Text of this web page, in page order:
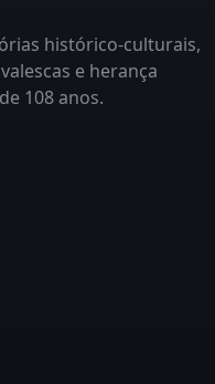
histórico-culturais,
e herança
108 anos.